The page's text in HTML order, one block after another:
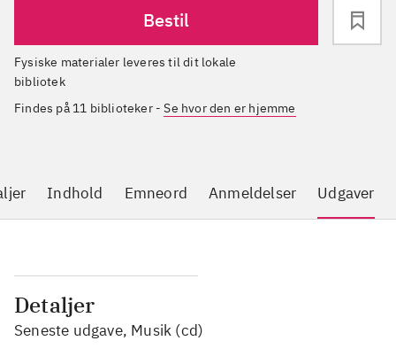
Bestil
Fysiske materialer leveres til dit lokale
bibliotek
Findes på 11 biblioteker-Se hvor den er hjemme
Indhold Emneord Anmeldelser Udgaver
Detaljer
Seneste udgave, Musik (cd)